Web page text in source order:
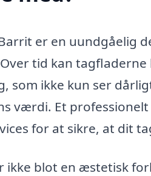
er en uundgåelig
tid kan
som ikke kun ser
værdi. Et
for at sikre, at dit
ikke blot en æstetisk